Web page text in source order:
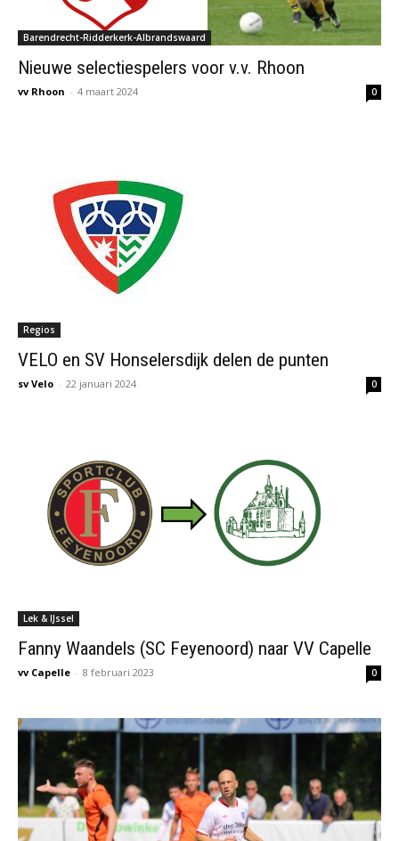
Barendrecht-Ridderkerk-Albrandswaard
Nieuwe selectiespelers voor v.v. Rhoon
vv Rhoon - 4 maart 2024 0
Regios
VELO en SV Honselersdijk delen de punten
sv Velo - 22 januari 2024 0
Lek & IJssel
Fanny Waandels (SC Feyenoord) naar VV Capelle
vv Capelle - 8 februari 2023 0